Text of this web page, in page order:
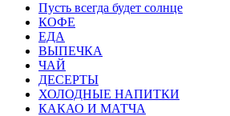
Пусть всегда будет солнце
КОФЕ
ЕДА
ВЫПЕЧКА
ЧАЙ
ДЕСЕРТЫ
ХОЛОДНЫЕ НАПИТКИ
КАКАО И МАТЧА